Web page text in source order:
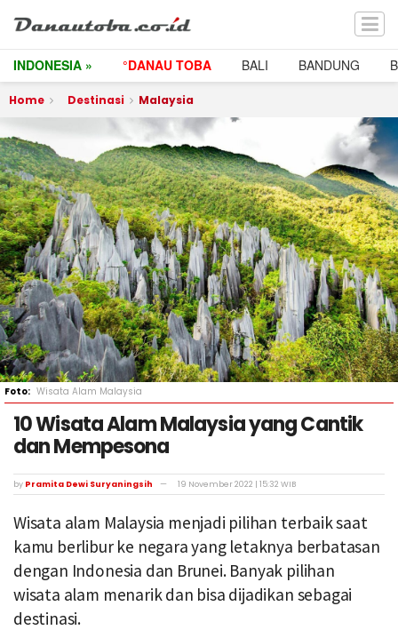
INDONESIA » °DANAU TOBA BALI BANDUNG
Home Destinasi Malaysia
Wisata Alam Malaysia
10 Wisata Alam Malaysia yang Cantik
dan Mempesona
by Pramita Dewi Suryaningsih 19 November 2022 | 15:32 WIB
Wisata alam Malaysia menjadi pilihan terbaik saat
kamu berlibur ke negara yang letaknya berbatasan
dengan Indonesia dan Brunei. Banyak pilihan
wisata alam menarik dan bisa dijadikan sebagai
destinasi.